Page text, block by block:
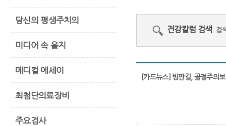
당신의 평생주치의
미디어 속 을지
메디컬 에세이
최첨단의료장비
주요검사
건강칼럼 검색 검
[카드뉴스] 빙판길, 골절주의보